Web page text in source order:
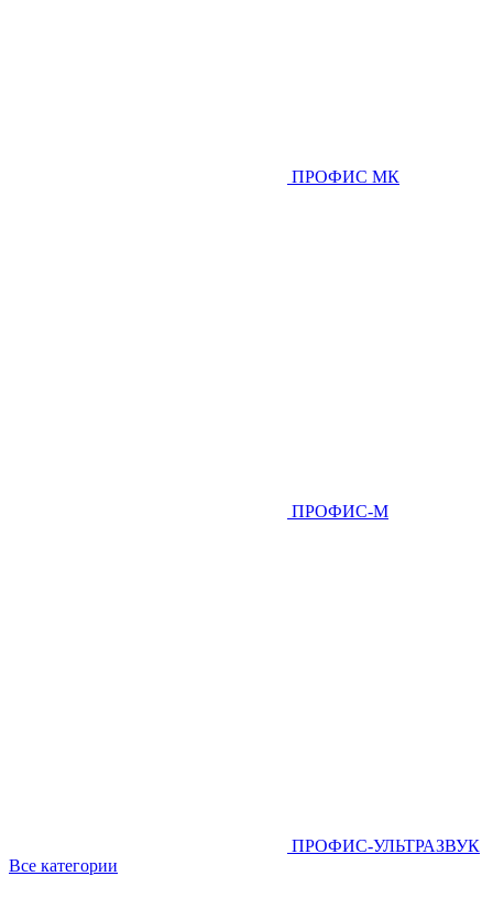
ПРОФИС МК
ПРОФИС-М
ПРОФИС-УЛЬТРАЗВУК
Все категории